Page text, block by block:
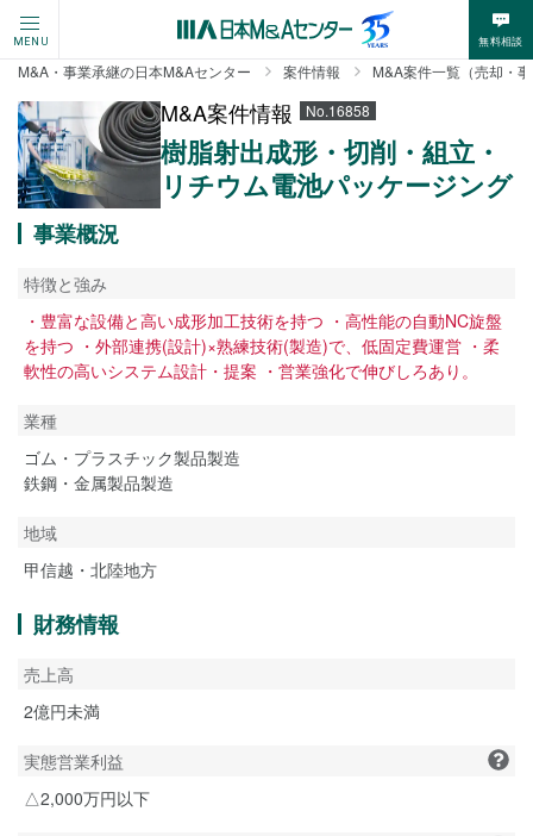
MENU 無料相談
M&A・事業承継の日本M&Aセンター 案件情報 M&A案件一覧（売却・
M&A案件情報 No.16858
樹脂射出成形・切削・組立・
リチウム電池パッケージング
事業概況
特徴と強み
・豊富な設備と高い成形加工技術を持つ ・高性能の自動NC旋盤
を持つ ・外部連携(設計)×熟練技術(製造)で、低固定費運営 ・柔
軟性の高いシステム設計・提案 ・営業強化で伸びしろあり。
業種
ゴム・プラスチック製品製造
鉄鋼・金属製品製造
地域
甲信越・北陸地方
財務情報
売上高
2億円未満
実態営業利益
△2,000万円以下